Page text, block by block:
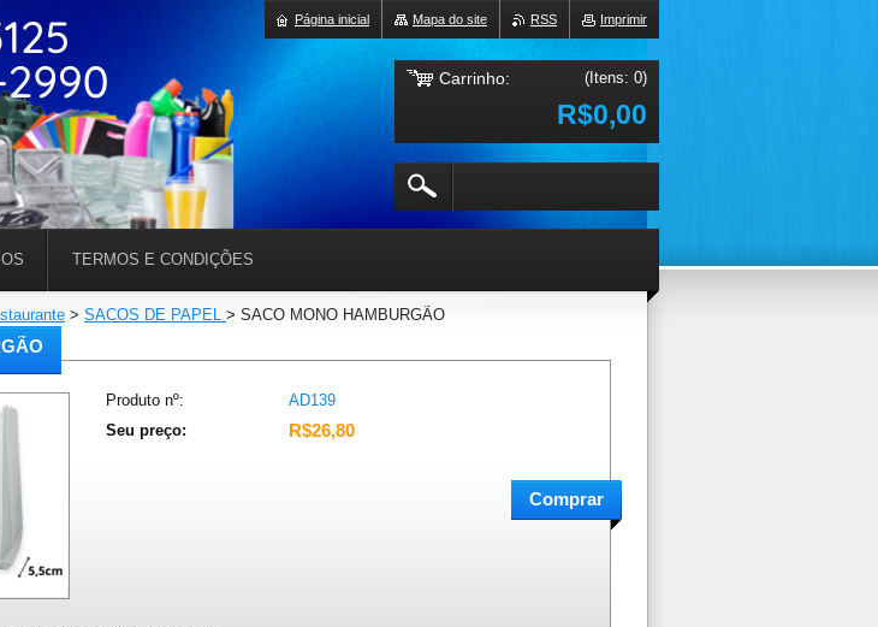
> SACOS DE PAPEL > SACO MONO HAMBURGÃO
Produto nº:
AD139
Seu preço:
R$26,80
TERMOS E CONDIÇÕES
Imprimir
RSS
Mapa do site
Página inicial
Carrinho: (Itens: 0)
R$0,00